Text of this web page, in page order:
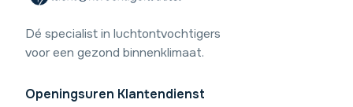
Dé specialist in luchtontvochtigers
voor een gezond binnenklimaat.
Openingsuren Klantendienst